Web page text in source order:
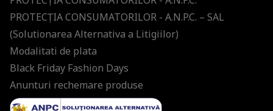
PROTECŢIA CONSUMATORILOR - A.N.P.C. – SAL
(Solutionarea Alternativa a Litigiilor)
Modalitati de plata
Black Friday Fashion Days
Anunturi rechemare produse